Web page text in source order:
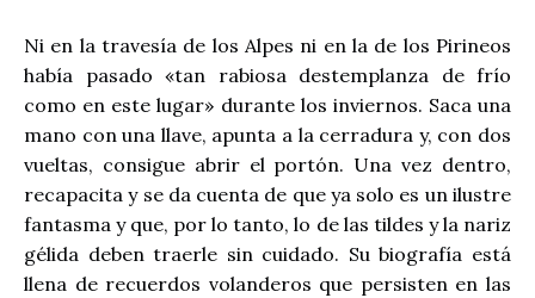
Ni en la travesía de los Alpes ni en la de los Pirineos
había pasado «tan rabiosa destemplanza de frío
como en este lugar» durante los inviernos. Saca una
mano con una llave, apunta a la cerradura y, con dos
vueltas, consigue abrir el portón. Una vez dentro,
recapacita y se da cuenta de que ya solo es un ilustre
fantasma y que, por lo tanto, lo de las tildes y la nariz
gélida deben traerle sin cuidado. Su biografía está
llena de recuerdos volanderos que persisten en las